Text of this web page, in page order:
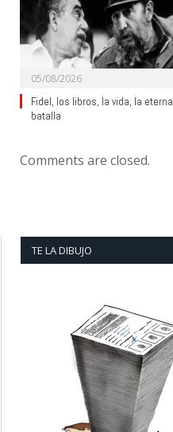
05/08/2026
Fidel, los libros, la vida, la eterna
batalla
Comments are closed.
TE LA DIBUJO